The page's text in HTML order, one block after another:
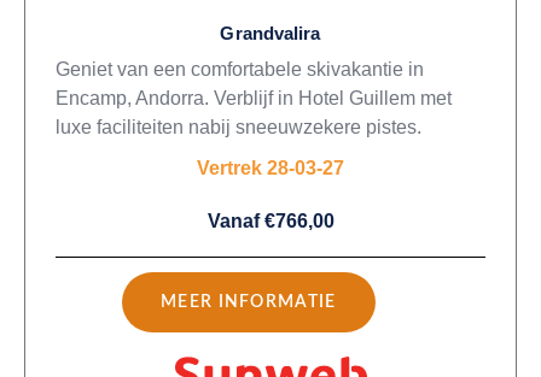
Grandvalira
Geniet van een comfortabele skivakantie in
Encamp, Andorra. Verblijf in Hotel Guillem met
luxe faciliteiten nabij sneeuwzekere pistes.
Vertrek 28-03-27
Vanaf €766,00
MEER INFORMATIE